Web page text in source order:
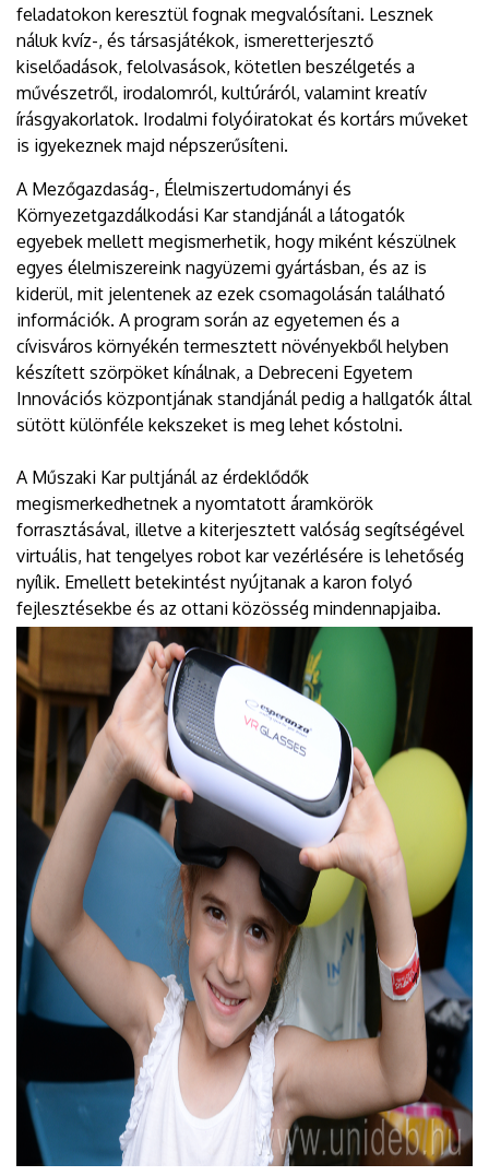
feladatokon keresztül fognak megvalósítani. Lesznek
náluk kvíz-, és társasjátékok, ismeretterjesztő
kiselőadások, felolvasások, kötetlen beszélgetés a
művészetről, irodalomról, kultúráról, valamint kreatív
írásgyakorlatok. Irodalmi folyóiratokat és kortárs műveket
is igyekeznek majd népszerűsíteni.
A Mezőgazdaság-, Élelmiszertudományi és
Környezetgazdálkodási Kar standjánál a látogatók
egyebek mellett megismerhetik, hogy miként készülnek
egyes élelmiszereink nagyüzemi gyártásban, és az is
kiderül, mit jelentenek az ezek csomagolásán található
információk. A program során az egyetemen és a
cívisváros környékén termesztett növényekből helyben
készített szörpöket kínálnak, a Debreceni Egyetem
Innovációs központjának standjánál pedig a hallgatók által
sütött különféle kekszeket is meg lehet kóstolni.
A Műszaki Kar pultjánál az érdeklődők
megismerkedhetnek a nyomtatott áramkörök
forrasztásával, illetve a kiterjesztett valóság segítségével
virtuális, hat tengelyes robot kar vezérlésére is lehetőség
nyílik. Emellett betekintést nyújtanak a karon folyó
fejlesztésekbe és az ottani közösség mindennapjaiba.